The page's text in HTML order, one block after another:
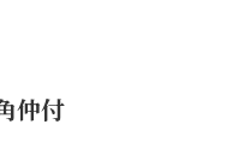
仲付